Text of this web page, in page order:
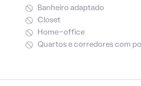
Banheiro adaptado
Closet
Home-office
Quartos e corredores com